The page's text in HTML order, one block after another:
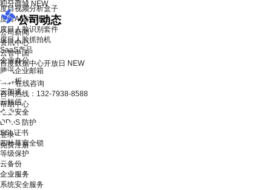
积分商城 NEW
公司动态
公司新闻
资讯中心
云智中国
百度数据中心开放日 NEW
在线咨询
咨询热线：132-7938-8588
帮助中心
登录
免费注册
度目视频分析盒子
度目AI镜头模组
度目人脸识别套件
度目人脸抓拍机
SaaS产品
企业办公
腾讯企业邮箱
云解析
云加速
云短信
企业安全
DDoS 防护
SSL证书
四叶草安全锁
等级保护
云备份
企业服务
系统安全服务